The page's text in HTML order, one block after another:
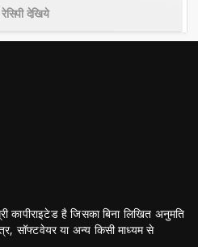
देखिये
कापीराइटेड है जिसका बिना लिखित अनुमति
सॉफ्टवेयर या अन्य किसी माध्यम से